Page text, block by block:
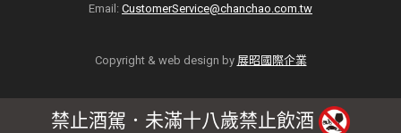
Email: CustomerService@chanchao.com.tw
Copyright & web design by 展昭國際企業
禁止酒駕．未滿十八歲禁止飲酒